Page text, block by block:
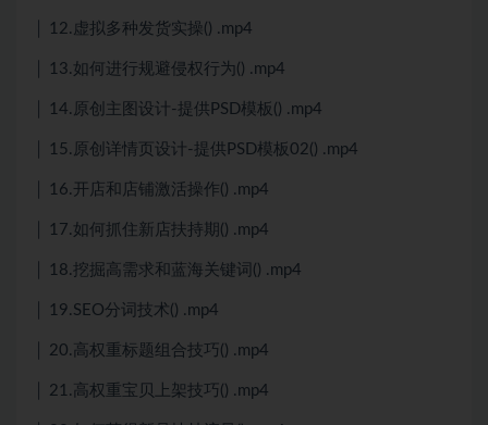
│ 12.虚拟多种发货实操() .mp4
│ 13.如何进行规避侵权行为() .mp4
│ 14.原创主图设计-提供PSD模板() .mp4
│ 15.原创详情页设计-提供PSD模板02() .mp4
│ 16.开店和店铺激活操作() .mp4
│ 17.如何抓住新店扶持期() .mp4
│ 18.挖掘高需求和蓝海关键词() .mp4
│ 19.SEO分词技术() .mp4
│ 20.高权重标题组合技巧() .mp4
│ 21.高权重宝贝上架技巧() .mp4